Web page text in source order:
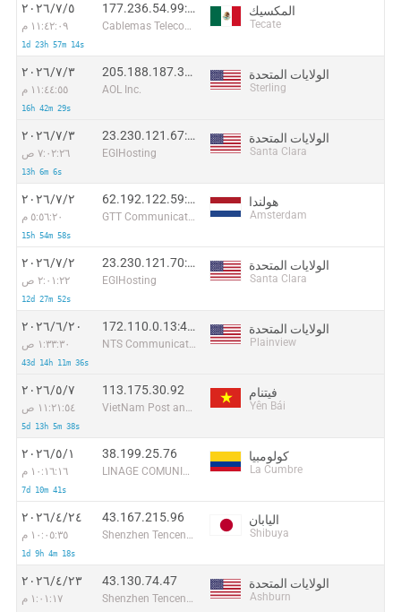
٥‏/٧‏/٢٠٢٦
١١:٤٢:٠٩ م
1d 23h 57m 14s
177.236.54.99:43204
Cablemas Telecomunicaciones SA de CV
المكسيك
Tecate
٣‏/٧‏/٢٠٢٦
١١:٤٤:٥٥ م
16h 42m 29s
205.188.187.34:15184
AOL Inc.
الولايات المتحدة
Sterling
٣‏/٧‏/٢٠٢٦
٧:٠٢:٢٦ ص
13h 6m 6s
23.230.121.67:30994
EGIHosting
الولايات المتحدة
Santa Clara
٢‏/٧‏/٢٠٢٦
٥:٥٦:٢٠ م
15h 54m 58s
62.192.122.59:38746
GTT Communications Inc.
هولندا
Amsterdam
٢‏/٧‏/٢٠٢٦
٢:٠١:٢٢ ص
12d 27m 52s
23.230.121.70:58816
EGIHosting
الولايات المتحدة
Santa Clara
٢٠‏/٦‏/٢٠٢٦
١:٣٣:٣٠ ص
43d 14h 11m 36s
172.110.0.13:40271
NTS Communications, LLC
الولايات المتحدة
Plainview
٧‏/٥‏/٢٠٢٦
١١:٢١:٥٤ ص
5d 13h 5m 38s
113.175.30.92
VietNam Post and Telecom Corporation
فيتنام
Yên Bái
١‏/٥‏/٢٠٢٦
١٠:١٦:١٦ م
7d 10m 41s
38.199.25.76
LINAGE COMUNICACIONES SAS
كولومبيا
La Cumbre
٢٤‏/٤‏/٢٠٢٦
١٠:٠٥:٣٥ م
1d 9h 4m 18s
43.167.215.96
Shenzhen Tencent Computer Systems Company Limited
اليابان
Shibuya
٢٣‏/٤‏/٢٠٢٦
١:٠١:١٧ م
43.130.74.47
Shenzhen Tencent Computer Systems Company Limited
الولايات المتحدة
Ashburn